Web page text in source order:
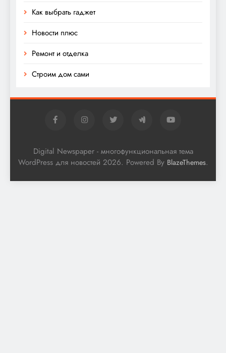
Как выбрать гаджет
Новости плюс
Ремонт и отделка
Строим дом сами
Digital Newspaper - многофункциональная тема
WordPress для новостей 2026. Powered By BlazeThemes.